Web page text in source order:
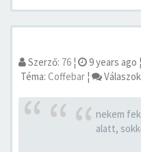
Szerző: 76 ¦ 9 years ago ¦
Téma: Coffebar ¦
nekem
alatt,